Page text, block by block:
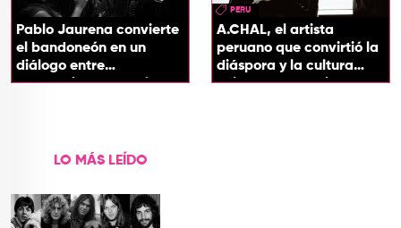
Pablo Jaurena convierte
el bandoneón en un
diálogo entre
generaciones con el
PERU
A.CHAL, el artista
peruano que convirtió la
diáspora y la cultura
chicha en su sonido
LO MÁS LEÍDO